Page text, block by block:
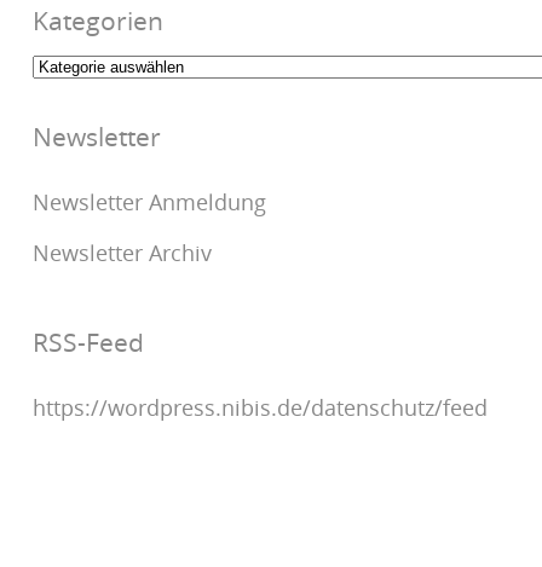
Kategorien
Kategorien
Newsletter
Newsletter Anmeldung
Newsletter Archiv
RSS-Feed
https://wordpress.nibis.de/datenschutz/feed